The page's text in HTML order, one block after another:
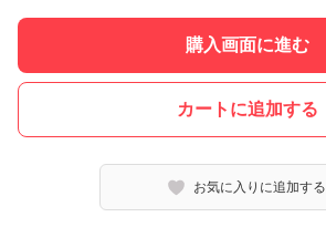
購入画面に進む
カートに追加する
お気に入りに追加する